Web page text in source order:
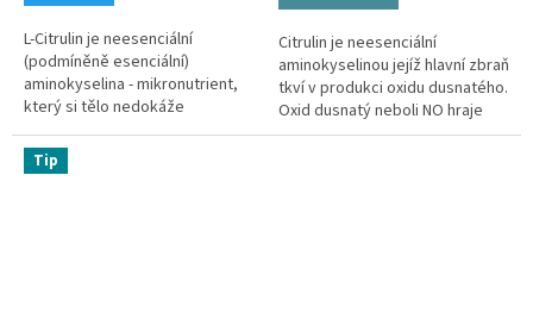
L-Citrulin je neesenciální
(podmíněně esenciální)
aminokyselina - mikronutrient,
který si tělo nedokáže
vyprodukovat v potřebném
množství. Nejčastěji k tomu
dochází v období se...
Citrulin je neesenciální
aminokyselinou jejíž hlavní zbraň
tkví v produkci oxidu dusnatého.
Oxid dusnatý neboli NO hraje
klíčovou roli při vazodilataci
Tip